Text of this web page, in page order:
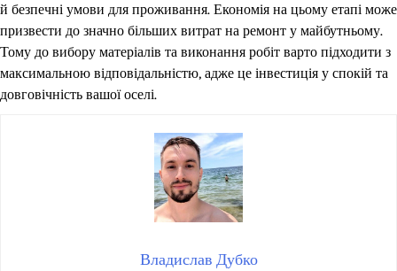
й безпечні умови для проживання. Економія на цьому етапі може
призвести до значно більших витрат на ремонт у майбутньому.
Тому до вибору матеріалів та виконання робіт варто підходити з
максимальною відповідальністю, адже це інвестиція у спокій та
довговічність вашої оселі.
Владислав Дубко